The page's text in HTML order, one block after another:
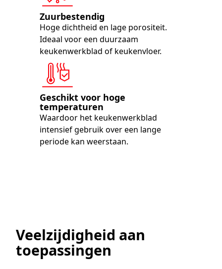
Zuurbestendig
Hoge dichtheid en lage porositeit.
Ideaal voor een duurzaam
keukenwerkblad of keukenvloer.
Geschikt voor hoge
temperaturen
Waardoor het keukenwerkblad
intensief gebruik over een lange
periode kan weerstaan.
Veelzijdigheid aan
toepassingen